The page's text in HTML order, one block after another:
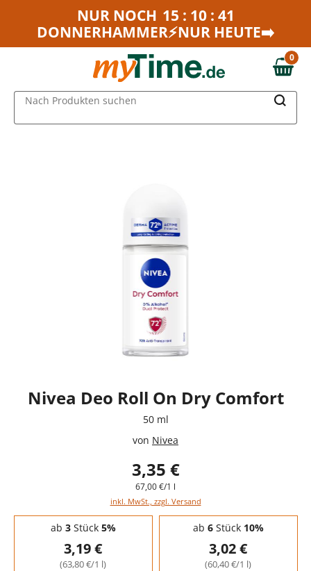
Zum Hauptinhalt springen
Zur Navigation springen
NUR NOCH 15 : 10 : 41
DONNERHAMMER⚡NUR HEUTE➡️
0,00 €
0
Nach Produkten suchen
Nivea Deo Roll On Dry Comfort
50 ml
von Nivea
3,35 €
67,00 €/1 l
inkl. MwSt., zzgl. Versand
Staffelpreise - Mengenrabatt
ab 3Stück 5%
3,19 €
(63,80 €/1 l)
ab 6Stück 10%
3,02 €
(60,40 €/1 l)